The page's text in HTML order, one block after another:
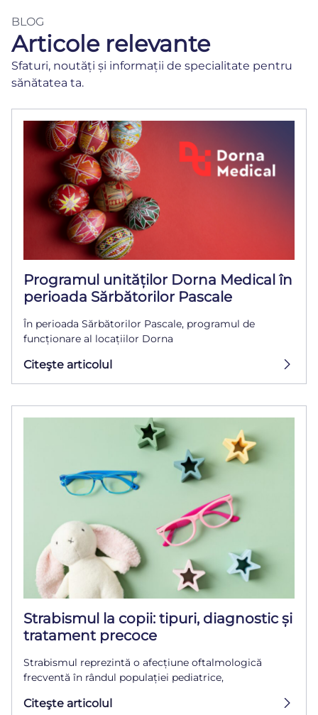
BLOG
Articole relevante
Sfaturi, noutăți și informații de specialitate pentru
sănătatea ta.
Programul unităților Dorna Medical în
perioada Sărbătorilor Pascale
În perioada Sărbătorilor Pascale, programul de
funcționare al locațiilor Dorna
Citeşte articolul
Strabismul la copii: tipuri, diagnostic și
tratament precoce
Strabismul reprezintă o afecțiune oftalmologică
frecventă în rândul populației pediatrice,
Citeşte articolul